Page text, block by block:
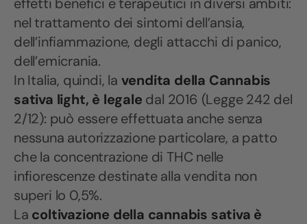
nel trattamento dei sintomi dell’ansia,
dell’infiammazione, degli attacchi di panico,
dell’emicrania.
In Italia, quindi, la vendita della Cannabis
sativa light, è legale dal 2016 (Legge 242 del
2/12): può essere effettuata anche senza
nessuna autorizzazione particolare, a patto
che la concentrazione di THC nelle
infiorescenze destinate alla vendita non
superi lo 0,5%.
La coltivazione della cannabis sativa è